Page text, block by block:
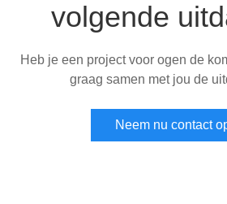
volgende
Heb je een project voor ogen de
graag samen met jou de
Neem nu contact